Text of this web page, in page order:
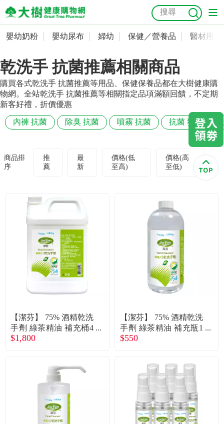
嬰幼奶粉
嬰幼尿布
婦幼
保健／營養品
美容／個人清潔
食品／健康食補
優惠活動
關於我們
抗菌 尿布 大樹獨家 益生菌 魚油 幼兒米餅
奶瓶奶嘴
會員資料及密碼修改
常用收件人清單
訂單查詢
收藏清單
優惠券領取
優惠券查詢
嬰幼奶粉 嬰幼尿布 婦幼 保健／營養品 醫材用品
乾洗手 抗菌推薦相關商品
購買各式乾洗手 抗菌推薦等用品、保健保養品都在大樹健康購
物網。全站乾洗手 抗菌推薦等相關指定品項滿額回饋，不定期
新客好禮，折價優惠
內褲 抗菌 除臭 抗菌 噴霧 抗菌 抗菌 狗狗
商品排
序
推
薦
最
新
價格(低
至高)
價格(高
至低)
【潔芬】 75% 酒精乾洗
手劑 綠茶精油 補充桶4
000ml - 廠送
$1,800
【潔芬】 75% 酒精乾洗
手劑 綠茶精油 補充瓶1
000ml - 廠送
$550